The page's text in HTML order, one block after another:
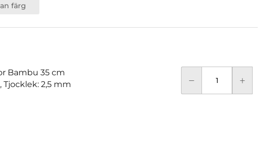
färg
Bambu 35 cm
Tjocklek: 2,5 mm